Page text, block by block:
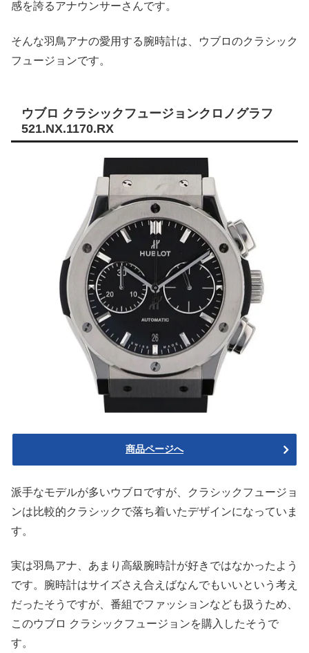
感を誇るアナウンサーさんです。
そんな羽鳥アナの愛用する腕時計は、ウブロのクラシック
フュージョンです。
ウブロ クラシックフュージョンクロノグラフ
521.NX.1170.RX
商品ページへ
派手なモデルが多いウブロですが、クラシックフュージョ
ンは比較的クラシックで落ち着いたデザインになっていま
す。
実は羽鳥アナ、あまり高級腕時計が好きではなかったよう
です。腕時計はサイズさえ合えばなんでもいいという考え
だったそうですが、番組でファッションなども扱うため、
このウブロ クラシックフュージョンを購入したそうで
す。